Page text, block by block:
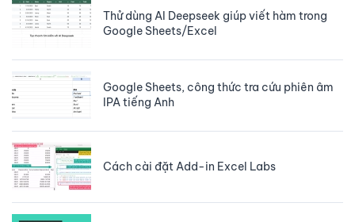
Thử dùng AI Deepseek giúp viết hàm trong
Google Sheets/Excel
Google Sheets, công thức tra cứu phiên âm
IPA tiếng Anh
Cách cài đặt Add-in Excel Labs